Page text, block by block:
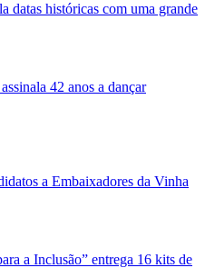
datas históricas com uma grande
42 anos a dançar
a Embaixadores da Vinha
a Inclusão” entrega 16 kits de